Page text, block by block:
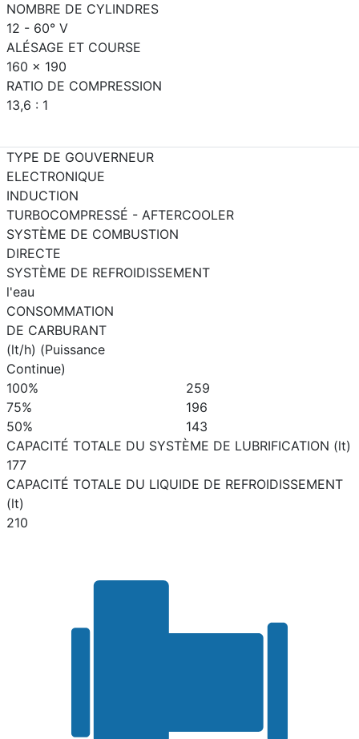
NOMBRE DE CYLINDRES
12 - 60° V
ALÉSAGE ET COURSE
160 x 190
RATIO DE COMPRESSION
13,6 : 1
TYPE DE GOUVERNEUR
ELECTRONIQUE
INDUCTION
TURBOCOMPRESSÉ - AFTERCOOLER
SYSTÈME DE COMBUSTION
DIRECTE
SYSTÈME DE REFROIDISSEMENT
l'eau
CONSOMMATION
DE CARBURANT
(lt/h) (Puissance
Continue)
100%
259
75%
196
50%
143
CAPACITÉ TOTALE DU SYSTÈME DE LUBRIFICATION (lt)
177
CAPACITÉ TOTALE DU LIQUIDE DE REFROIDISSEMENT
(lt)
210